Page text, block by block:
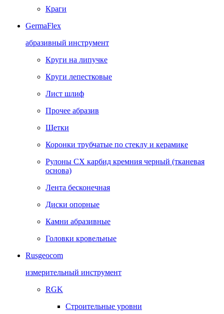
Краги
GermaFlex
абразивный инструмент
Круги на липучке
Круги лепестковые
Лист шлиф
Прочее абразив
Щетки
Коронки трубчатые по стеклу и керамике
Рулоны CX карбид кремния черный (тканевая
основа)
Лента бесконечная
Диски опорные
Камни абразивные
Головки кровельные
Rusgeocom
измерительный инструмент
RGK
Строительные уровни